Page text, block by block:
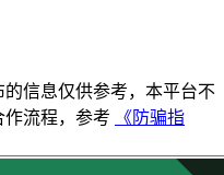
信息仅供参考，本平台不
流程，参考
《防骗指